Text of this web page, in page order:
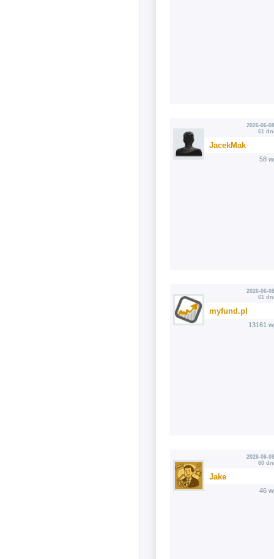
2026-06-
61
JacekMak
58
2026-06-
61
myfund.pl
13161
2026-06-
60
Jake
46